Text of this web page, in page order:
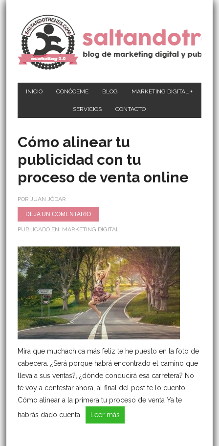
INICIO CONÓCEME BLOG MARKETING DIGITAL +
SERVICIOS CONTACTO
Cómo alinear tu
publicidad con tu
proceso de venta online
POR JUAN JÓDAR
DEJA UN COMENTARIO
PUBLICADO EN: MARKETING DIGITAL
Mira que muchachica más feliz te he puesto en la foto de
cabecera. ¿Será porque habrá encontrado el camino que
lleva a sus ventas?, ¿dónde conducirá esa carretera? No
te voy a contestar ahora, al final del post te lo cuento…
Cómo alinear a la primera tu proceso de venta Ya te
habrás dado cuenta…
Leer más